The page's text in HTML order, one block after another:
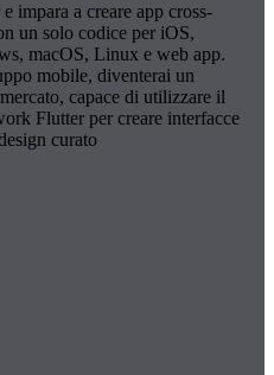
impara a creare app cross-
un solo codice per iOS,
macOS, Linux e web app.
mobile, diventerai un
capace di utilizzare il
Flutter per creare interfacce
curato